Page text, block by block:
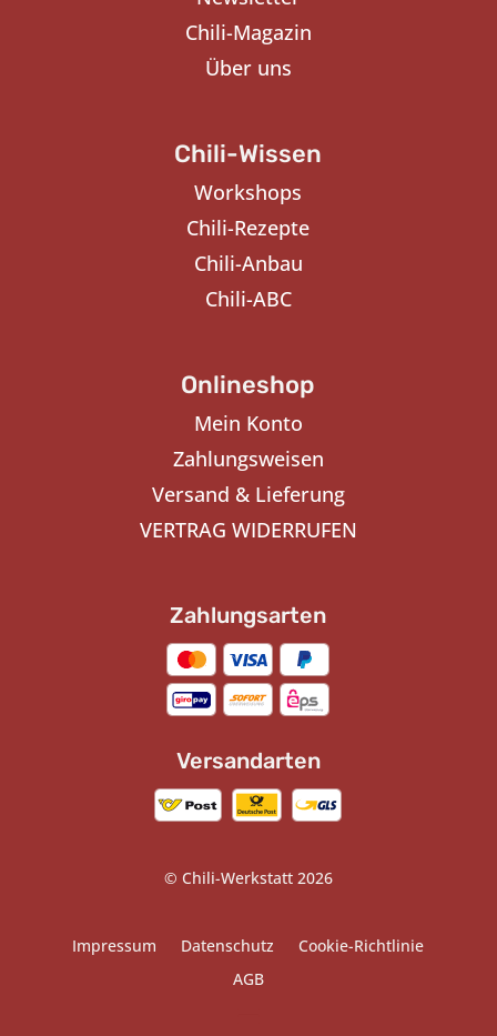
Chili-Magazin
Über uns
Chili-Wissen
Workshops
Chili-Rezepte
Chili-Anbau
Chili-ABC
Onlineshop
Mein Konto
Zahlungsweisen
Versand & Lieferung
VERTRAG WIDERRUFEN
Zahlungsarten
Versandarten
© Chili-Werkstatt 2026
Impressum Datenschutz
Cookie-Richtlinie
AGB